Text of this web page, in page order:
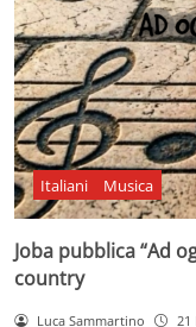
Italiani Musica
Joba pubblica “Ad
country
Luca Sammartino 21